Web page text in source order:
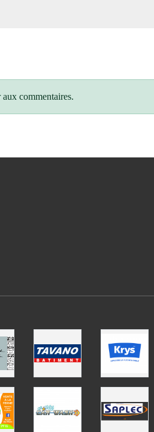
commentaires.